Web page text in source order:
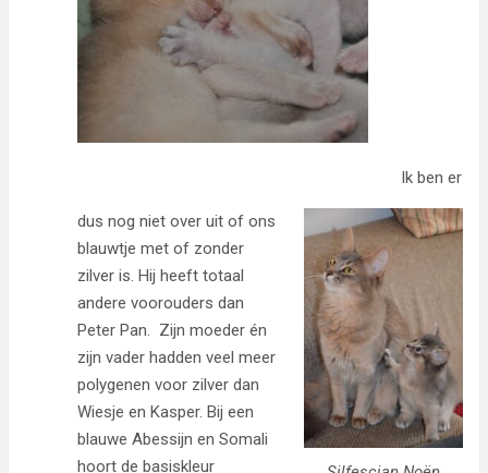
Ik ben er
dus nog niet over uit of ons
blauwtje met of zonder
zilver is. Hij heeft totaal
andere voorouders dan
Peter Pan. Zijn moeder én
zijn vader hadden veel meer
polygenen voor zilver dan
Wiesje en Kasper. Bij een
blauwe Abessijn en Somali
hoort de basiskleur